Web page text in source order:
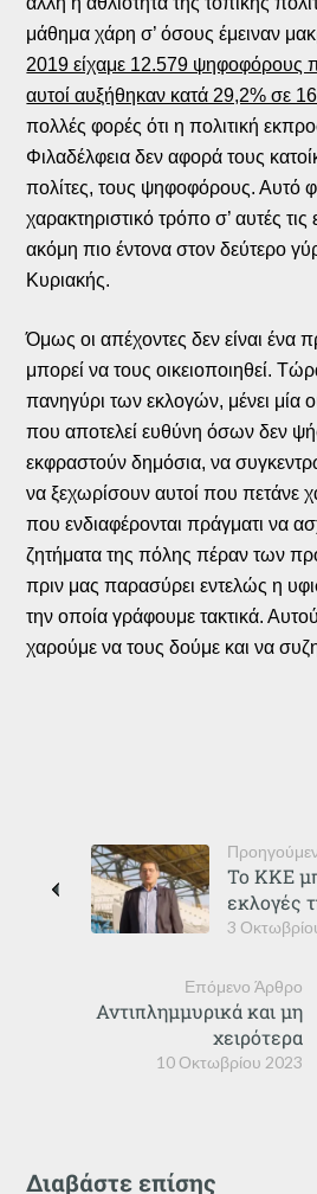
μάθημα χάρη σ’ όσους έμειναν
2019 είχαμε 12.579 ψηφοφόρους
αυτοί αυξήθηκαν κατά 29,2% σε
πολλές φορές ότι η πολιτική
Φιλαδέλφεια δεν αφορά τους
πολίτες, τους ψηφοφόρους. Αυτό
χαρακτηριστικό τρόπο σ’ αυτές τις
ακόμη πιο έντονα στον δεύτερο
Κυριακής.
Όμως οι απέχοντες δεν είναι ένα
μπορεί να τους οικειοποιηθεί.
πανηγύρι των εκλογών, μένει μία
που αποτελεί ευθύνη όσων δεν
εκφραστούν δημόσια, να
να ξεχωρίσουν αυτοί που πετάνε
που ενδιαφέρονται πράγματι να
ζητήματα της πόλης πέραν των
πριν μας παρασύρει εντελώς η
την οποία γράφουμε τακτικά.
χαρούμε να τους δούμε και να
3
Το ΚΚΕ
εκλογές
Επόμενο Άρθρο
10 Οκτωβρίου 2023
Αντιπλημμυρικά και μη
χειρότερα
Διαβάστε επίσης